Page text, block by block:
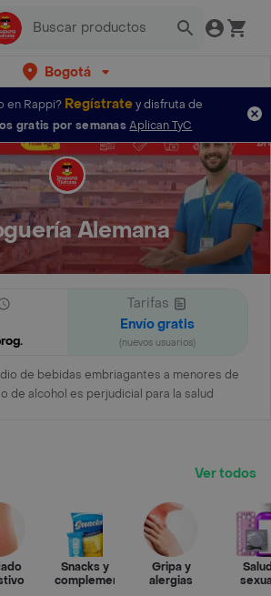
Bogotá
en Rappi? Regístratey disfruta de
gratis por semanas Aplican TyC
Alemana
Tarifas
Envío gratis
(nuevos usuarios)
de bebidas embriagantes a menores de
de alcohol es perjudicial para la salud
Ver todos
Snacks y
complementos
Gripa y
alergias